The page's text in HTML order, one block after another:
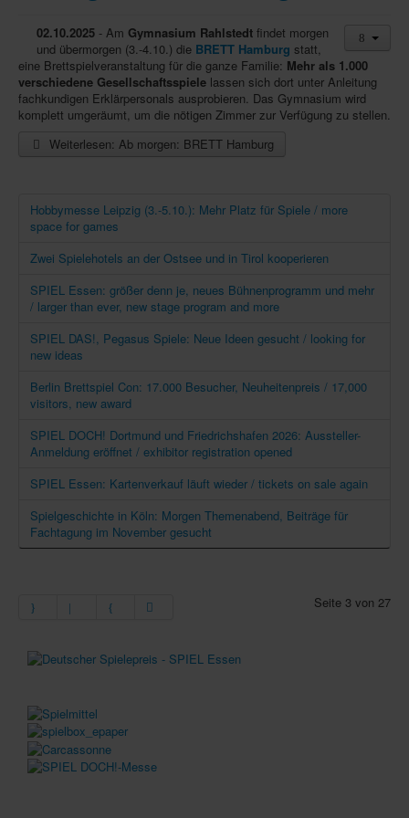
02.10.2025 - Am Gymnasium Rahlstedt findet morgen
und übermorgen (3.-4.10.) die BRETT Hamburg statt,
eine Brettspielveranstaltung für die ganze Familie: Mehr als 1.000
verschiedene Gesellschaftsspiele lassen sich dort unter Anleitung
fachkundigen Erklärpersonals ausprobieren. Das Gymnasium wird
komplett umgeräumt, um die nötigen Zimmer zur Verfügung zu stellen.
Weiterlesen: Ab morgen: BRETT Hamburg
Hobbymesse Leipzig (3.-5.10.): Mehr Platz für Spiele / more
space for games
Zwei Spielehotels an der Ostsee und in Tirol kooperieren
SPIEL Essen: größer denn je, neues Bühnenprogramm und mehr
/ larger than ever, new stage program and more
SPIEL DAS!, Pegasus Spiele: Neue Ideen gesucht / looking for
new ideas
Berlin Brettspiel Con: 17.000 Besucher, Neuheitenpreis / 17,000
visitors, new award
SPIEL DOCH! Dortmund und Friedrichshafen 2026: Aussteller-
Anmeldung eröffnet / exhibitor registration opened
SPIEL Essen: Kartenverkauf läuft wieder / tickets on sale again
Spielgeschichte in Köln: Morgen Themenabend, Beiträge für
Fachtagung im November gesucht
Seite 3 von 27